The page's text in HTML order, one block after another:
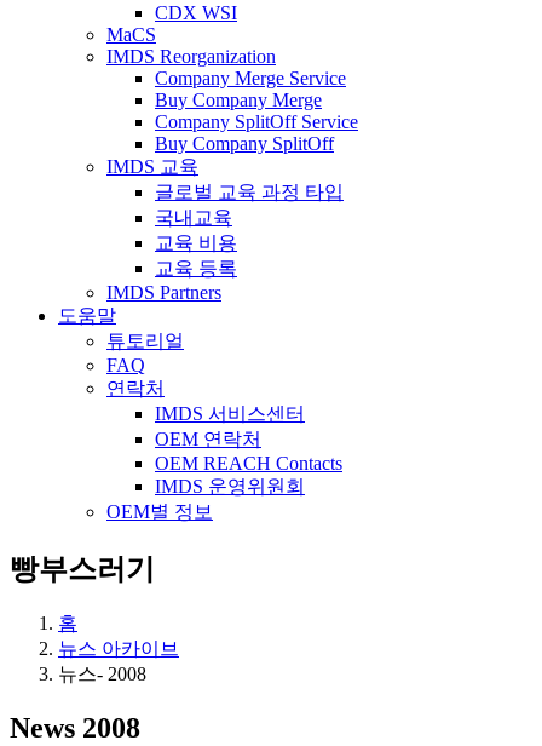
CDX WSI
MaCS
IMDS Reorganization
Company Merge Service
Buy Company Merge
Company SplitOff Service
Buy Company SplitOff
IMDS 교육
글로벌 교육 과정 타입
국내교육
교육 비용
교육 등록
IMDS Partners
도움말
튜토리얼
FAQ
연락처
IMDS 서비스센터
OEM 연락처
OEM REACH Contacts
IMDS 운영위원회
OEM별 정보
빵부스러기
홈
뉴스 아카이브
뉴스- 2008
News 2008